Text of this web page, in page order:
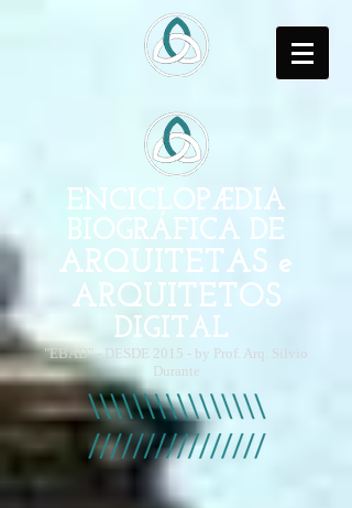
ENCICLOPÆDIA
BIOGRÁFICA DE
ARQUITETAS e
ARQUITETOS
DIGITAL
"EBAD" - DESDE 2015 - by Prof. Arq. Silvio
Durante